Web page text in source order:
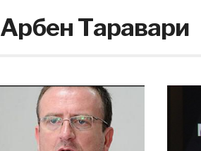
Арбен Таравари